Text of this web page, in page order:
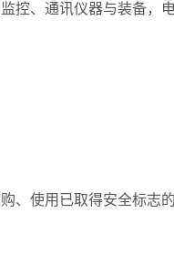
控、通讯仪器与装备，
、使用已取得安全标志